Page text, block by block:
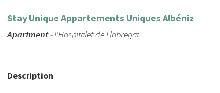
Stay Unique Appartements Uniques Albéniz
Apartment- l'Hospitalet de Llobregat
Description